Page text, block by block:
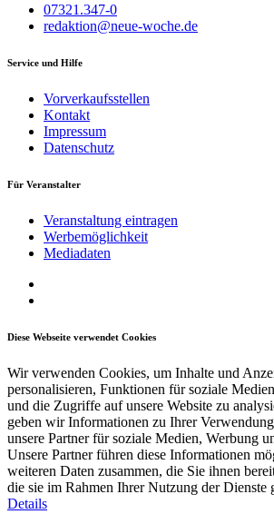
07321.347-0
redaktion@neue-woche.de
Service und Hilfe
Vorverkaufsstellen
Kontakt
Impressum
Datenschutz
Für Veranstalter
Veranstaltung eintragen
Werbemöglichkeit
Mediadaten
Diese Webseite verwendet Cookies
Wir verwenden Cookies, um Inhalte und
personalisieren, Funktionen für soziale
und die Zugriffe auf unsere Website zu
geben wir Informationen zu Ihrer
unsere Partner für soziale Medien, Werbung
Unsere Partner führen diese Informationen
weiteren Daten zusammen, die Sie ihnen
die sie im Rahmen Ihrer Nutzung der Dienste
Details